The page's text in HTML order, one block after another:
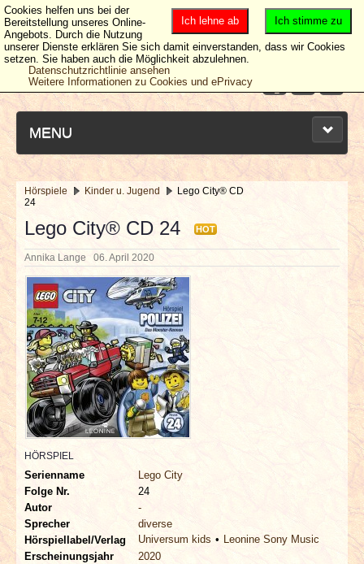
MENU
NEUESTE ARTIKEL
NEWS & DATES
BERICHTE
VERLOSUNGEN
INTERVIEWS
SPECIALS
REDAKTION
LINKS
ARCHIV
Hörspiele Kinder u. Jugend
Lego City® CD
24
Lego City® CD 24 HOT
Annika Lange 06. April 2020
HÖRSPIEL
Serienname
Lego City
Folge Nr.
24
Autor
-
Sprecher
diverse
Hörspiellabel/Verlag
Universum kids
Leonine Sony Music
Erscheinungsjahr
2020
Ich stimme zu
Ich lehne ab
Cookies helfen uns bei der
Bereitstellung unseres Online-
Angebots. Durch die Nutzung
unserer Dienste erklären Sie sich damit einverstanden, dass wir Cookies
setzen. Sie haben auch die Möglichkeit abzulehnen.
Datenschutzrichtlinie ansehen
Weitere Informationen zu Cookies und ePrivacy